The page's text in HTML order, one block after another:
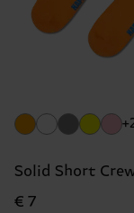
Solid Short
€ 7